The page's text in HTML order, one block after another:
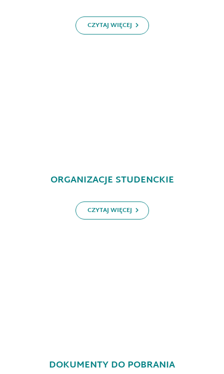
CZYTAJ WIĘCEJ
ORGANIZACJE STUDENCKIE
CZYTAJ WIĘCEJ
DOKUMENTY DO POBRANIA